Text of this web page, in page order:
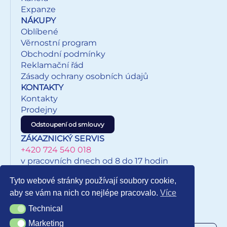
Expanze
NÁKUPY
Oblíbené
Věrnostní program
Obchodní podmínky
Reklamační řád
Zásady ochrany osobních údajů
KONTAKTY
Kontakty
Prodejny
Odstoupení od smlouvy
ZÁKAZNICKÝ SERVIS
+420 724 540 018
v pracovních dnech od 8 do 17 hodin
NEWSLETTER
Tyto webové stránky používají soubory cookie,
aby se vám na nich co nejlépe pracovalo.Více
TechnicalTechnical
MarketingMarketing